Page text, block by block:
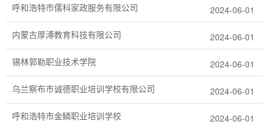
呼和浩特市儒科家政服务有限公司 2024-06-01
内蒙古厚溥教育科技有限公司 2024-06-01
锡林郭勒职业技术学院 2024-06-01
乌兰察布市诚德职业培训学校有限公司 2024-06-01
呼和浩特市金鳞职业培训学校 2024-06-01